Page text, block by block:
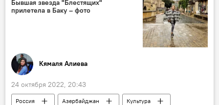
Бывшая звезда "Блестящих"
прилетела в Баку – фото
Кямаля Алиева
24 октября 2022, 20:43
Россия Азербайджан
Культура